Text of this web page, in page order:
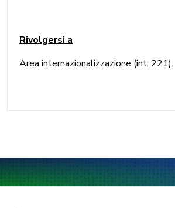
Rivolgersi a
Area internazionalizzazione (int. 221).